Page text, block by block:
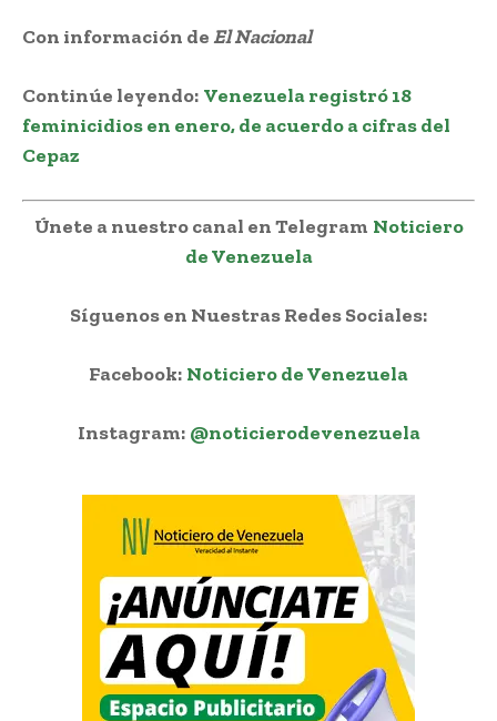
Con información deEl Nacional
Continúe leyendo: Venezuela registró 18
feminicidios en enero, de acuerdo a cifras del
Cepaz
Únete a nuestro canal en Telegram Noticiero
de Venezuela
Síguenos en Nuestras Redes Sociales:
Facebook: Noticiero de Venezuela
Instagram: @noticierodevenezuela